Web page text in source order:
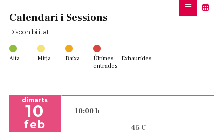
Calendari i Sessions
Disponibilitat
Alta Mitja Baixa
Últimes
entrades
Exhaurides
dimarts
10
feb
10:00 h
45 €